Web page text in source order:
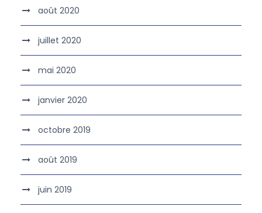
août 2020
juillet 2020
mai 2020
janvier 2020
octobre 2019
août 2019
juin 2019